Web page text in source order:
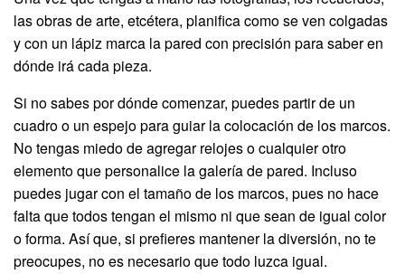
las obras de arte, etcétera, planifica como se ven colgadas
y con un lápiz marca la pared con precisión para saber en
dónde irá cada pieza.
Si no sabes por dónde comenzar, puedes partir de un
cuadro o un espejo para guiar la colocación de los marcos.
No tengas miedo de agregar relojes o cualquier otro
elemento que personalice la galería de pared. Incluso
puedes jugar con el tamaño de los marcos, pues no hace
falta que todos tengan el mismo ni que sean de igual color
o forma. Así que, si prefieres mantener la diversión, no te
preocupes, no es necesario que todo luzca igual.